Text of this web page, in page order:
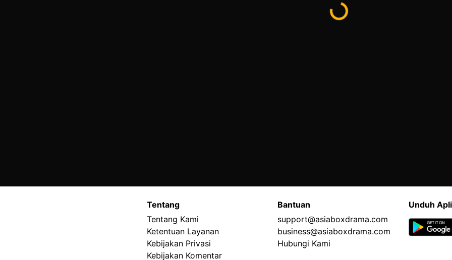
Tentang
Tentang Kami
Ketentuan Layanan
Kebijakan Privasi
Kebijakan Komentar
Bantuan
support@asiaboxdrama.com
business@asiaboxdrama.com
Hubungi Kami
Unduh